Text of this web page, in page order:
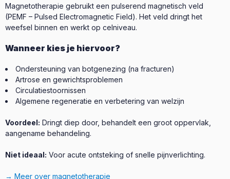
Magnetotherapie gebruikt een pulserend magnetisch veld
(PEMF – Pulsed Electromagnetic Field). Het veld dringt het
weefsel binnen en werkt op celniveau.
Wanneer kies je hiervoor?
Ondersteuning van botgenezing (na fracturen)
Artrose en gewrichtsproblemen
Circulatiestoornissen
Algemene regeneratie en verbetering van welzijn
Voordeel: Dringt diep door, behandelt een groot oppervlak,
aangename behandeling.
Niet ideaal: Voor acute ontsteking of snelle pijnverlichting.
→ Meer over magnetotherapie